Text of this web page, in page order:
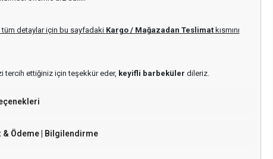
detaylar için bu sayfadaki Kargo / Mağazadan Teslimatkısmını
tercih ettiğiniz için teşekkür eder, keyifli barbeküler dileriz.
& Ödeme | Bilgilendirme